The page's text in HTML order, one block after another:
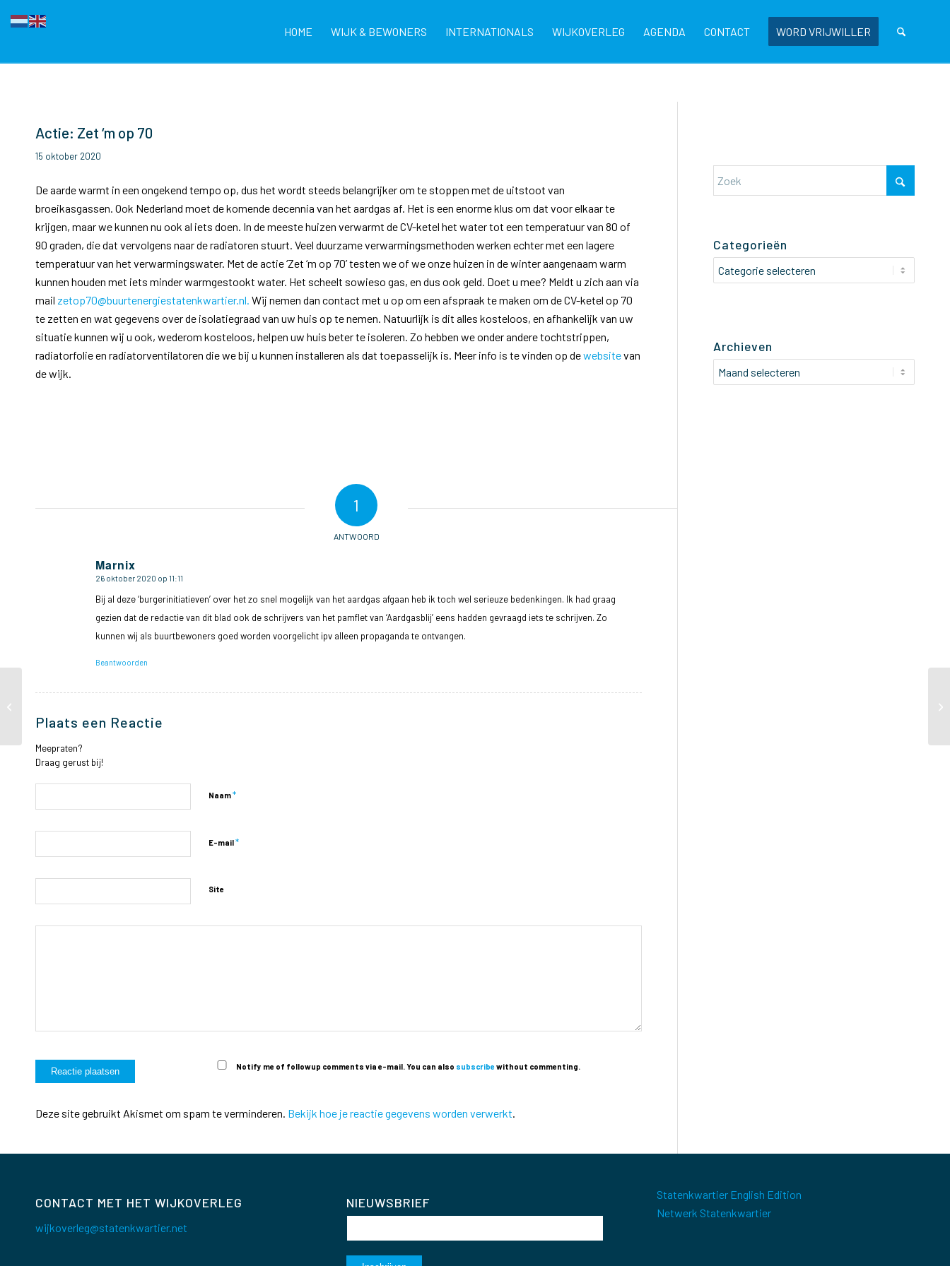
HOME WIJK & BEWONERS INTERNATIONALS WIJKOVERLEG AGENDA CONTACT WORD VRIJWILLER
Actie: Zet ‘m op 70
15 oktober 2020
De aarde warmt in een ongekend tempo op, dus het wordt steeds belangrijker om te stoppen met de uitstoot van
broeikasgassen. Ook Nederland moet de komende decennia van het aardgas af. Het is een enorme klus om dat voor elkaar te
krijgen, maar we kunnen nu ook al iets doen. In de meeste huizen verwarmt de CV-ketel het water tot een temperatuur van 80 of
90 graden, die dat vervolgens naar de radiatoren stuurt. Veel duurzame verwarmingsmethoden werken echter met een lagere
temperatuur van het verwarmingswater. Met de actie ‘Zet ‘m op 70’ testen we of we onze huizen in de winter aangenaam warm
kunnen houden met iets minder warmgestookt water. Het scheelt sowieso gas, en dus ook geld. Doet u mee? Meldt u zich aan via
mail zetop70@buurtenergiestatenkwartier.nl. Wij nemen dan contact met u op om een afspraak te maken om de CV-ketel op 70
te zetten en wat gegevens over de isolatiegraad van uw huis op te nemen. Natuurlijk is dit alles kosteloos, en afhankelijk van uw
situatie kunnen wij u ook, wederom kosteloos, helpen uw huis beter te isoleren. Zo hebben we onder andere tochtstrippen,
radiatorfolie en radiatorventilatoren die we bij u kunnen installeren als dat toepasselijk is. Meer info is te vinden op dewebsitevan
de wijk.
1
ANTWOORD
Marnix
zegt:
26 oktober 2020 op 11:11
Bij al deze ‘burgerinitiatieven’ over het zo snel mogelijk van het aardgas afgaan heb ik toch wel serieuze bedenkingen. Ik had graag
gezien dat de redactie van dit blad ook de schrijvers van het pamflet van ‘Aardgasblij’ eens hadden gevraagd iets te schrijven. Zo
kunnen wij als buurtbewoners goed worden voorgelicht ipv alleen propaganda te ontvangen.
Beantwoorden
Plaats een Reactie
Meepraten?
Draag gerust bij!
Naam*
E-mail*
Site
Notify me of followup comments via e-mail. You can also subscribewithout commenting.
Deze site gebruikt Akismet om spam te verminderen. Bekijk hoe je reactie gegevens worden verwerkt.
Categorieën
Categorieën
Archieven
CONTACT MET HET WIJKOVERLEG
wijkoverleg@statenkwartier.net
NIEUWSBRIEF
Statenkwartier English Edition
Netwerk Statenkwartier
Rijrichting Van
hetzelfde